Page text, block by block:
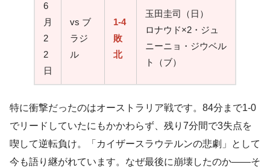
6
月
2
2
日
vs ブ
ラジ
ル
1-4
敗
北
玉田圭司（日）
ロナウド×2・ジュ
ニーニョ・ジウベル
ト（ブ）
特に衝撃だったのはオーストラリア戦です。84分まで1-0
でリードしていたにもかかわらず、残り7分間で3失点を
喫して逆転負け。「カイザースラウテルンの悲劇」として
今も語り継がれています。なぜ最後に崩壊したのか——そ